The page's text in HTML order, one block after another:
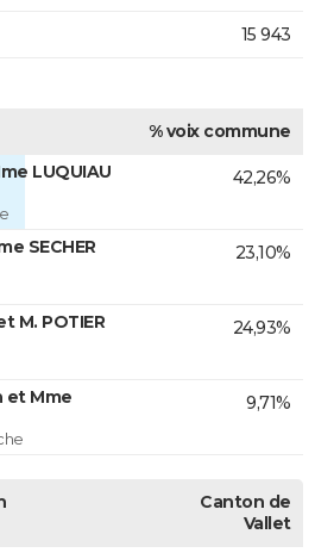
15 943
% voix commune
LUQUIAU
42,26%
SECHER
23,10%
M. POTIER
24,93%
et Mme
9,71%
Canton de
Vallet